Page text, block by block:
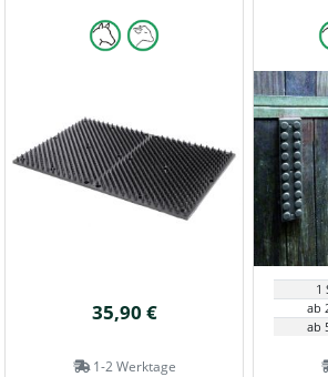
35,90 €
1-2 Werktage
1
ab
ab